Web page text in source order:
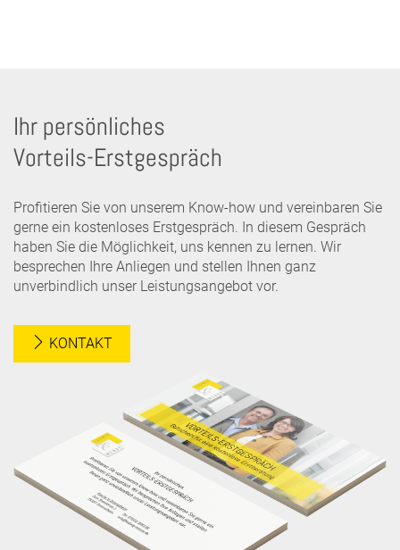
Ihr persönliches
Vorteils-Erstgespräch
Profitieren Sie von unserem Know-how und vereinbaren Sie
gerne ein kostenloses Erstgespräch. In diesem Gespräch
haben Sie die Möglichkeit, uns kennen zu lernen. Wir
besprechen Ihre Anliegen und stellen Ihnen ganz
unverbindlich unser Leistungsangebot vor.
KONTAKT